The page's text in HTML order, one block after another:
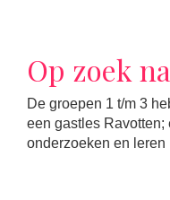
Op zoek
De groepen 1 t/m 3
een gastles
onderzoeken en leren